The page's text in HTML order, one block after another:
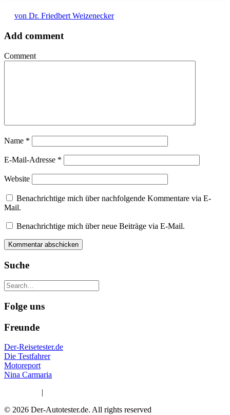
von Dr. Friedbert Weizenecker
Add comment
Comment
Name *
E-Mail-Adresse *
Website
Benachrichtige mich über nachfolgende Kommentare via E-
Mail.
Benachrichtige mich über neue Beiträge via E-Mail.
Suche
Folge uns
Freunde
Der-Reisetester.de
Die Testfahrer
Motoreport
Nina Carmaria
|
© 2026 Der-Autotester.de. All rights reserved